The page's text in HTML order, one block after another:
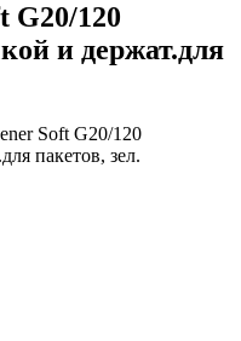
G20/120
и держат.для
Soft G20/120
пакетов, зел.